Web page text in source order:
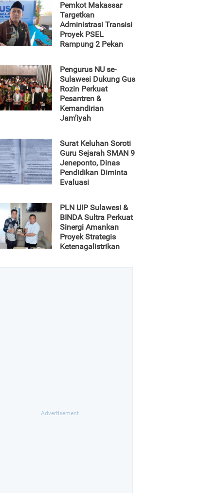
Pemkot Makassar
Targetkan
Administrasi Transisi
Proyek PSEL
Rampung 2 Pekan
Pengurus NU se-
Sulawesi Dukung Gus
Rozin Perkuat
Pesantren &
Kemandirian
Jam’iyah
Surat Keluhan Soroti
Guru Sejarah SMAN 9
Jeneponto, Dinas
Pendidikan Diminta
Evaluasi
PLN UIP Sulawesi &
BINDA Sultra Perkuat
Sinergi Amankan
Proyek Strategis
Ketenagalistrikan